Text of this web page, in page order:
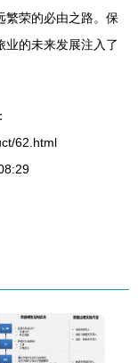
繁荣的必由之路。保
业的未来发展注入了
62.html